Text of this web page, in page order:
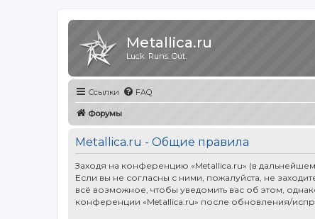
Metallica.ru
Luck. Runs. Out.
Ссылки FAQ
Форумы
Metallica.ru - Общие правила
Заходя на конференцию «Metallica.ru» (в
Если вы не согласны с ними, пожалуйста, не
всё возможное, чтобы уведомить вас об этом,
конференции «Metallica.ru» после обновления/